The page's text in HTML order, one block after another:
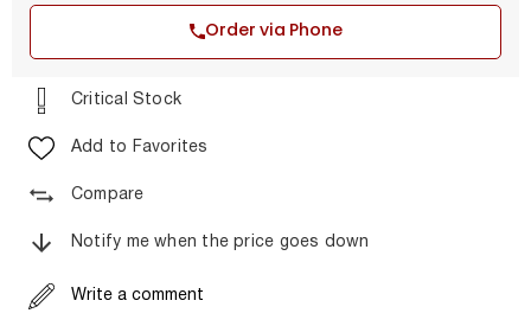
Order via Phone
Critical Stock
Add to Favorites
Compare
Notify me when the price goes down
Write a comment